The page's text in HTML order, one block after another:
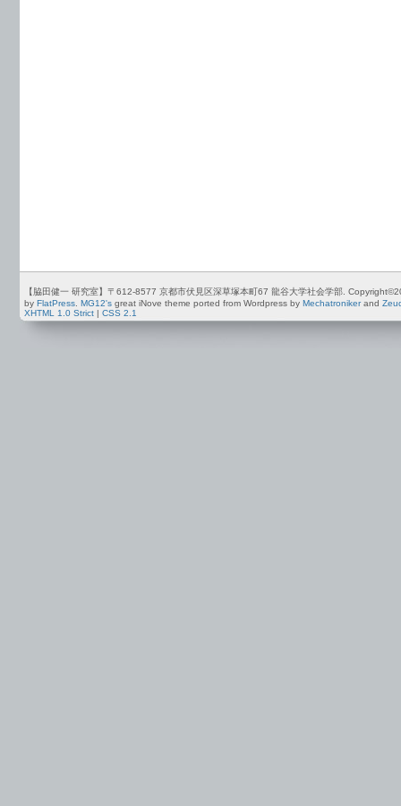
【脇田健一 研究室】〒612-8577 京都市伏見区深草塚本町67 龍谷大学社会学部.
by FlatPress. MG12's great iNove theme ported from Wordpress by Mechatronikerand
XHTML 1.0 Strict
CSS 2.1